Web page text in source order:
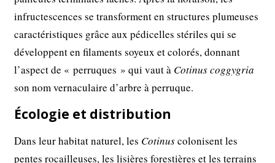
infructescences se transforment en structures plumeuses
caractéristiques grâce aux pédicelles stériles qui se
développent en filaments soyeux et colorés, donnant
l’aspect de « perruques » qui vaut à Cotinus coggygria
son nom vernaculaire d’arbre à perruque.
Écologie et distribution
Dans leur habitat naturel, les Cotinuscolonisent les
pentes rocailleuses, les lisières forestières et les terrains